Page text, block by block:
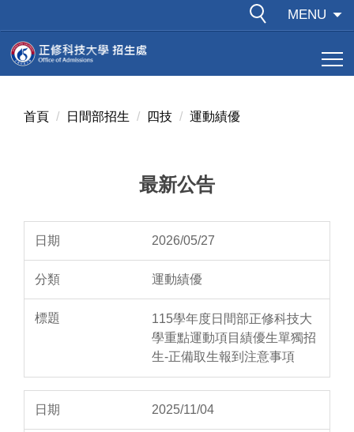
到
主
要
MENU
首頁 日間部招生 四技 運動績優
最新公告
2026/05/27
運動績優
115學年度日間部正修科技大
學重點運動項目績優生單獨招
生-正備取生報到注意事項
2025/11/04